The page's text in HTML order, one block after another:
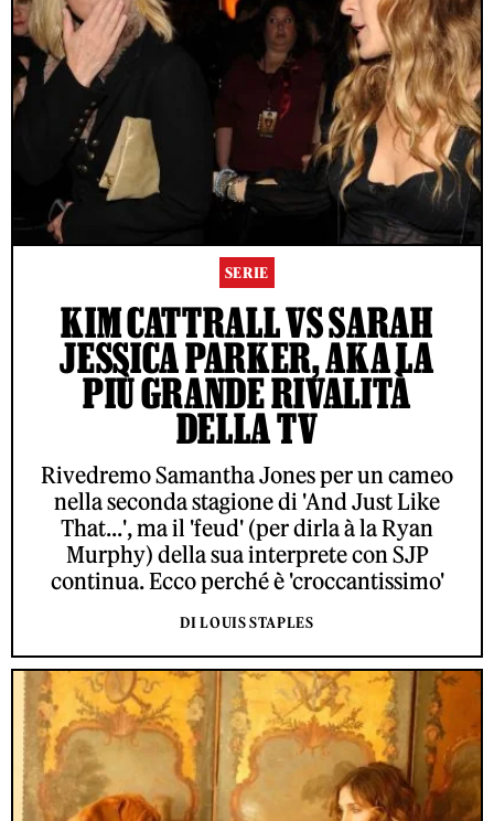
SERIE
KIM CATTRALL VS SARAH
JESSICA PARKER, AKA LA
PIÙ GRANDE RIVALITÀ
DELLA TV
Rivedremo Samantha Jones per un cameo
nella seconda stagione di 'And Just Like
That...', ma il 'feud' (per dirla à la Ryan
Murphy) della sua interprete con SJP
continua. Ecco perché è 'croccantissimo'
DI LOUIS STAPLES